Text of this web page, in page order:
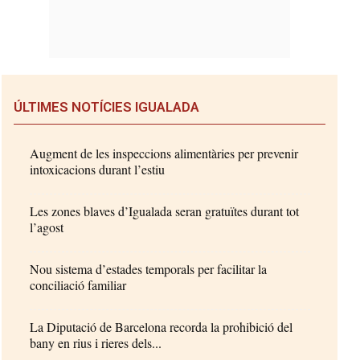
ÚLTIMES NOTÍCIES IGUALADA
Augment de les inspeccions alimentàries per prevenir
intoxicacions durant l’estiu
Les zones blaves d’Igualada seran gratuïtes durant tot
l’agost
Nou sistema d’estades temporals per facilitar la
conciliació familiar
La Diputació de Barcelona recorda la prohibició del
bany en rius i rieres dels...